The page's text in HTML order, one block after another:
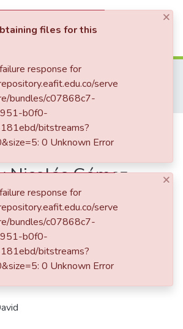
Co-herencia
Co-herencia, Vol. 20, No. 38 (2023)
Types of Readers and character at the Diario de lectura de los Escolios by Nicolás Gómez Dávila
and character
de lectura de los
Nicolás Gómez
×
files for this
response for
serve
bundles/c07868c7-
b0f0-
bitstreams?
0 Unknown Error
×
response for
serve
bundles/c07868c7-
b0f0-
bitstreams?
0 Unknown Error